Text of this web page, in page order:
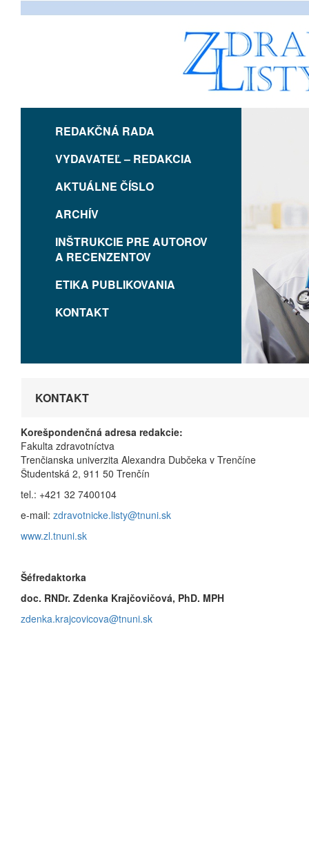
REDAKČNÁ RADA
VYDAVATEĽ – REDAKCIA
AKTUÁLNE ČÍSLO
ARCHÍV
INŠTRUKCIE PRE AUTOROV
A RECENZENTOV
ETIKA PUBLIKOVANIA
KONTAKT
KONTAKT
Korešpondenčná adresa redakcie:
Fakulta zdravotníctva
Trenčianska univerzita Alexandra Dubčeka v Trenčíne
Študentská 2, 911 50 Trenčín
tel.: +421 32 7400104
e-mail: zdravotnicke.listy@tnuni.sk
www.zl.tnuni.sk
Šéfredaktorka
doc. RNDr. Zdenka Krajčovičová, PhD. MPH
zdenka.krajcovicova@tnuni.sk